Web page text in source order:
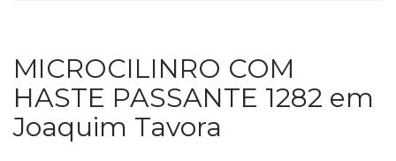
MICROCILINRO COM
HASTE PASSANTE 1282 em
Joaquim Tavora